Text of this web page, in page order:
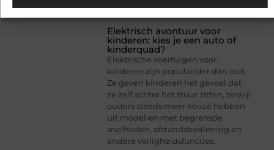
Elektrisch avontuur voor
kinderen: kies je een auto of
kinderquad?
Elektrische voertuigen voor
kinderen zijn populairder dan ooit.
Ze geven kinderen het gevoel dat
ze zelf achter het stuur zitten, terwijl
ouders steeds meer keuze hebben
uit modellen met begrensde
snelheden, afstandsbediening en
andere veiligheidsfuncties.